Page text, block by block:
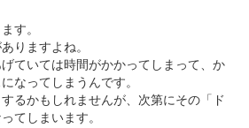
す。
りますよね。
ていては時間がかかってしまって、か
なってしまうんです。
るかもしれませんが、次第にその「ド
てしまいます。